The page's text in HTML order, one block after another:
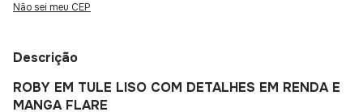
Não sei meu CEP
Descrição
ROBY EM TULE LISO COM DETALHES EM RENDA E
MANGA FLARE